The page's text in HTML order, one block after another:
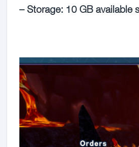
– Storage: 10 GB available